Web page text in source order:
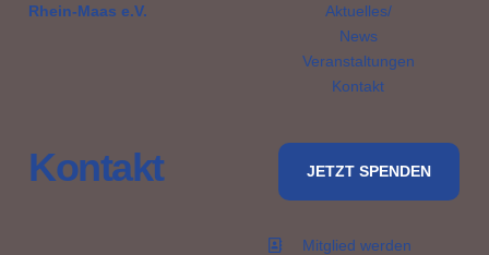
Rhein-Maas e.V.
Aktuelles/
News
Veranstaltungen
Kontakt
Kontakt JETZT SPENDEN
Mitglied werden